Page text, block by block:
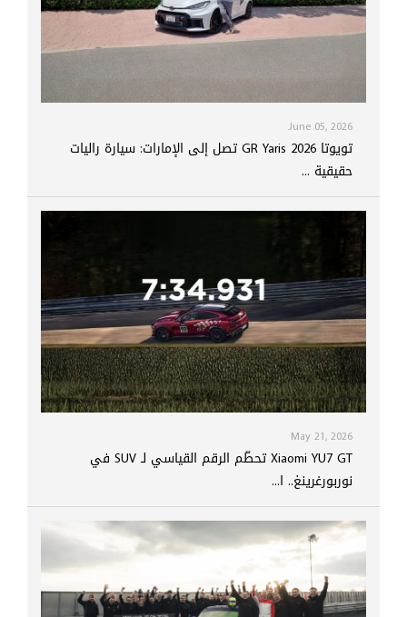
June 05, 2026
تويوتا GR Yaris 2026 تصل إلى الإمارات: سيارة راليات
حقيقية ...
May 21, 2026
Xiaomi YU7 GT تحطّم الرقم القياسي لـ SUV في
نوربورغرينغ.. ا...